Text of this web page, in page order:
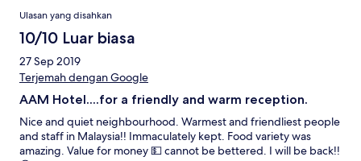
Ulasan yang disahkan
10/10 Luar biasa
27 Sep 2019
Terjemah dengan Google
AAM Hotel....for a friendly and warm reception.
Nice and quiet neighbourhood. Warmest and friendliest people
and staff in Malaysia!! Immaculately kept. Food variety was
amazing. Value for money 💵 cannot be bettered. I will be back!!